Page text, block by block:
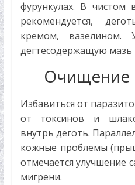
фурункулах. В чистом
рекомендуется,
кремом, вазелином.
дегтесодержащую мазь
Очищение
Избавиться от
от токсинов и
внутрь деготь.
кожные проблемы
отмечается улучшение
мигрени.